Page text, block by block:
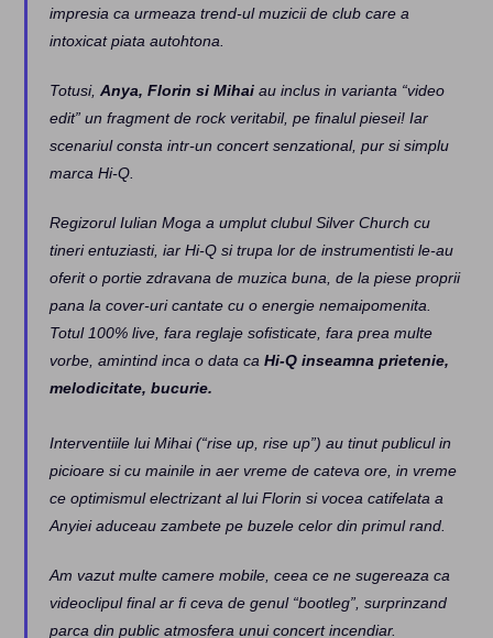
impresia ca urmeaza trend-ul muzicii de club care a
intoxicat piata autohtona.
Totusi,Anya, Florin si Mihai au inclus in varianta “video
edit” un fragment de rock veritabil, pe finalul piesei! Iar
scenariul consta intr-un concert senzational, pur si simplu
marca Hi-Q.
Regizorul Iulian Moga a umplut clubul Silver Church cu
tineri entuziasti, iar Hi-Q si trupa lor de instrumentisti le-au
oferit o portie zdravana de muzica buna, de la piese proprii
pana la cover-uri cantate cu o energie nemaipomenita.
Totul 100% live, fara reglaje sofisticate, fara prea multe
vorbe, amintind inca o data caHi-Q inseamna prietenie,
melodicitate, bucurie.
Interventiile lui Mihai (“rise up, rise up”) au tinut publicul in
picioare si cu mainile in aer vreme de cateva ore, in vreme
ce optimismul electrizant al lui Florin si vocea catifelata a
Anyiei aduceau zambete pe buzele celor din primul rand.
Am vazut multe camere mobile, ceea ce ne sugereaza ca
videoclipul final ar fi ceva de genul “bootleg”, surprinzand
parca din public atmosfera unui concert incendiar.